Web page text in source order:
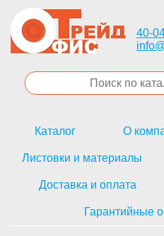
40-
Каталог О
Листовки и материалы
Доставка и оплата
Гарантийные